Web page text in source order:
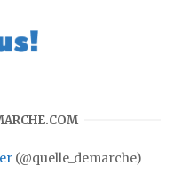
(@quelle_demarche)